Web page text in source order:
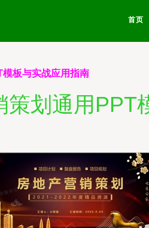
首页
板与实战应用指南
划通用PPT